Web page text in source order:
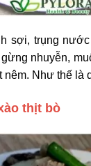
sợi, trụng
nhuyễn,
nêm. Như thế là
thịt bò